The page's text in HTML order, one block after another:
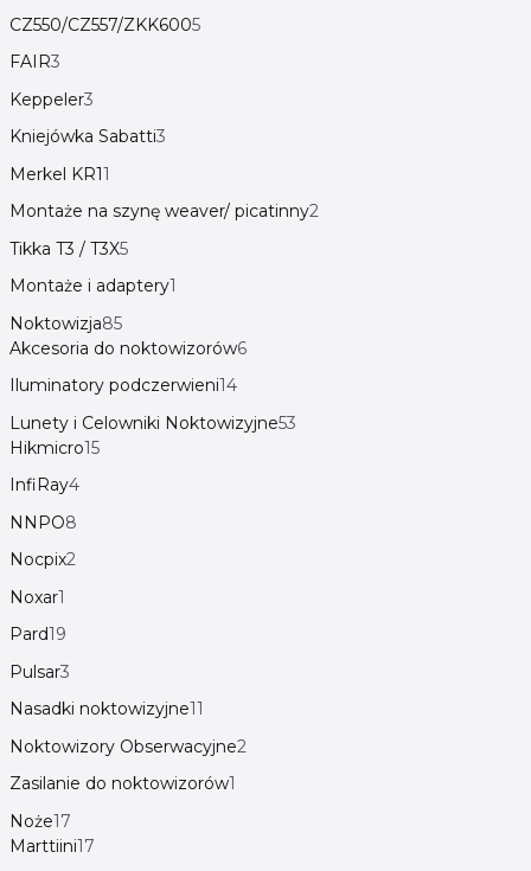
CZ550/CZ557/ZKK6005
FAIR3
Keppeler3
Kniejówka Sabatti3
Merkel KR11
Montaże na szynę weaver/ picatinny2
Tikka T3 / T3X5
Montaże i adaptery1
Noktowizja85
Akcesoria do noktowizorów6
Iluminatory podczerwieni14
Lunety i Celowniki Noktowizyjne53
Hikmicro15
InfiRay4
NNPO8
Nocpix2
Noxar1
Pard19
Pulsar3
Nasadki noktowizyjne11
Noktowizory Obserwacyjne2
Zasilanie do noktowizorów1
Noże17
Marttiini17